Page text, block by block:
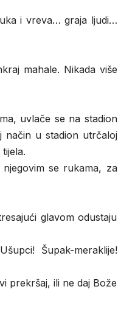
i vreva… graja ljudi…
mahale. Nikada više
uvlače se na stadion
način u stadion utrčaloj
se rukama, za
glavom odustaju
Šupak-meraklije!
prekršaj, ili ne daj Bože